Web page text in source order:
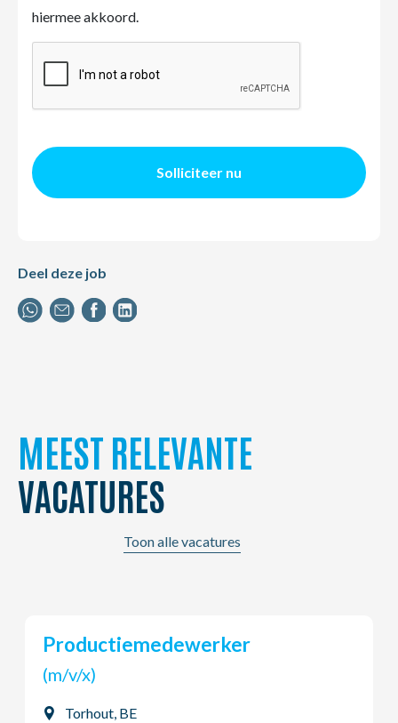
hiermee akkoord.
Solliciteer nu
Deel deze job
MEEST RELEVANTE
VACATURES
Toon alle vacatures
Chauffeur B